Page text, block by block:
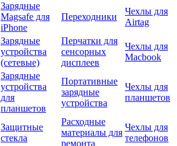
Зарядные
Magsafe для
iPhone
Переходники
Чехлы для
Airtag
Зарядные
устройства
(сетевые)
Перчатки для
сенсорных
дисплеев
Чехлы для
Macbook
Зарядные
устройства
для
планшетов
Портативные
зарядные
устройства
Чехлы для
планшетов
Защитные
стекла
Расходные
материалы для
ремонта
Чехлы для
телефонов